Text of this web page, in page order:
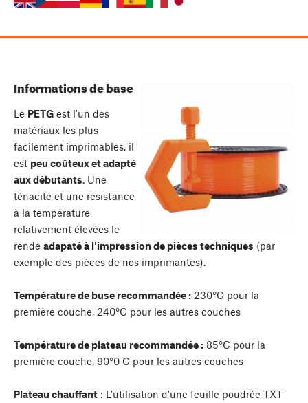
Informations de base
Le PETG est l'un des
matériaux les plus
facilement imprimables, il
est peu coûteux et adapté
aux débutants. Une
ténacité et une résistance
à la température
relativement élevées le
rende adapaté à l'impression de pièces techniques (par
exemple des pièces de nos imprimantes).
Température de buse recommandée : 230°C pour la
première couche, 240°C pour les autres couches
Température de plateau recommandée : 85°C pour la
première couche, 90°0 C pour les autres couches
Plateau chauffant : L'utilisation d'une feuille poudrée TXT